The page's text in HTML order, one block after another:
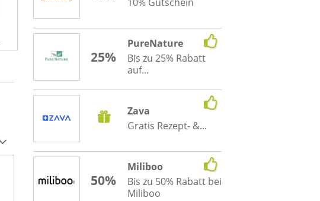
25%
PureNature
Bis zu 25% Rabatt
auf...
Zava
Gratis Rezept- &...
50%
Miliboo
Bis zu 50% Rabatt bei
Miliboo